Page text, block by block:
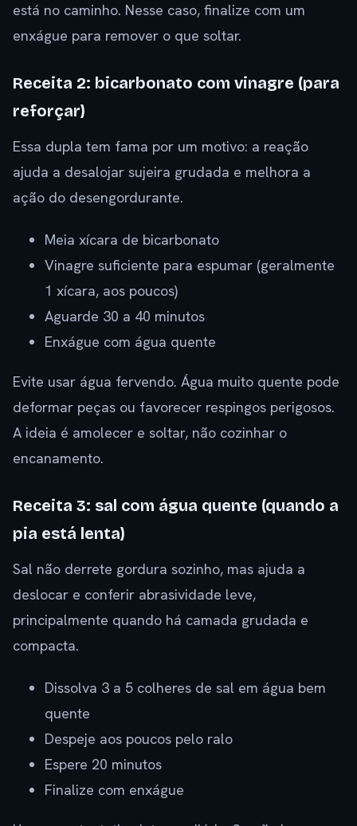
está no caminho. Nesse caso, finalize com um
enxágue para remover o que soltar.
Receita 2: bicarbonato com vinagre (para
reforçar)
Essa dupla tem fama por um motivo: a reação
ajuda a desalojar sujeira grudada e melhora a
ação do desengordurante.
Meia xícara de bicarbonato
Vinagre suficiente para espumar (geralmente
1 xícara, aos poucos)
Aguarde 30 a 40 minutos
Enxágue com água quente
Evite usar água fervendo. Água muito quente pode
deformar peças ou favorecer respingos perigosos.
A ideia é amolecer e soltar, não cozinhar o
encanamento.
Receita 3: sal com água quente (quando a
pia está lenta)
Sal não derrete gordura sozinho, mas ajuda a
deslocar e conferir abrasividade leve,
principalmente quando há camada grudada e
compacta.
Dissolva 3 a 5 colheres de sal em água bem
quente
Despeje aos poucos pelo ralo
Espere 20 minutos
Finalize com enxágue